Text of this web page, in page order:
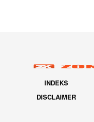
INDEKS
DISCLAIMER